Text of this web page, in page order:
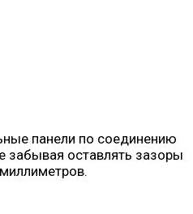
панели по соединению
забывая оставлять зазоры